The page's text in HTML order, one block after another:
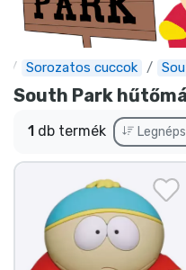
Sorozatos cuccok
South Park
1 db termék
Akciós ajánlatok
Express szállítás
Előrendelhető
Outlet cuccok
Ajándékkártya
Szállítás és fizetés